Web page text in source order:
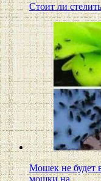
Стоит ли
Мошек не будет